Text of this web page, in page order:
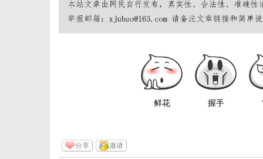
鲜花 握手
分享 邀请